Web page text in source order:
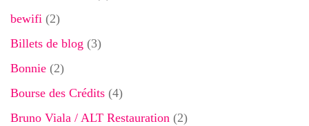
bewifi (2)
Billets de blog (3)
Bonnie (2)
Bourse des Crédits (4)
Bruno Viala / ALT Restauration (2)